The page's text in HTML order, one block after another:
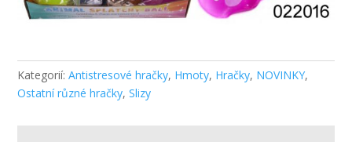
Kategorií:Antistresové hračky, Hmoty, Hračky, NOVINKY,
Ostatní různé hračky,Slizy